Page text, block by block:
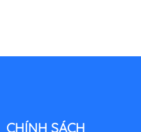
CHÍNH SÁCH